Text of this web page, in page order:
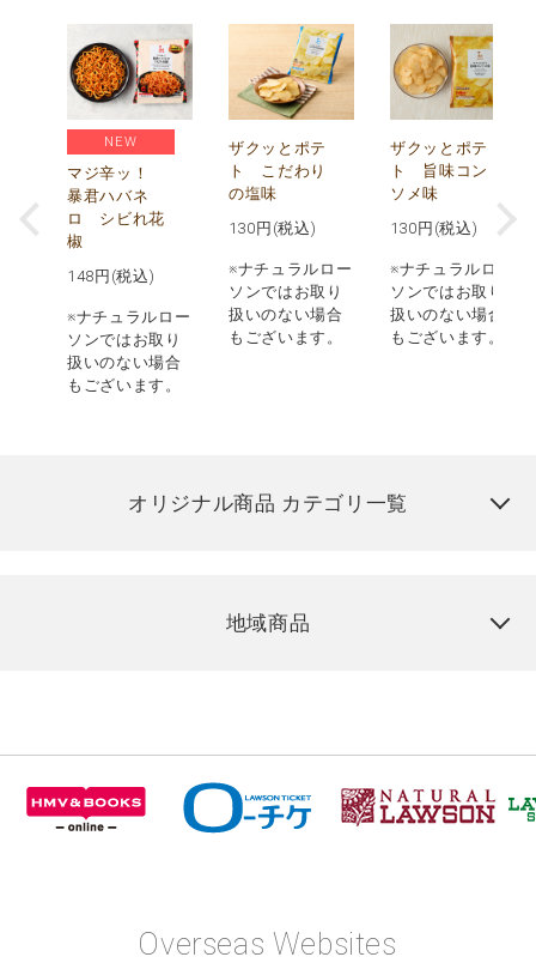
NEW
マジ辛ッ！
暴君ハバネ
ロ シビれ花
椒
148 円(税込)
※ナチュラルロー
ソンではお取り
扱いのない場合
もございます。
ザクッとポテ
ト こだわり
の塩味
130 円(税込)
※ナチュラルロー
ソンではお取り
扱いのない場合
もございます。
ザクッとポテ
ト 旨味コン
ソメ味
130 円(税込)
※ナチュラルロー
ソンではお取り
扱いのない場合
もございます。
オリジナル商品 カテゴリ一覧
地域商品
Overseas Websites